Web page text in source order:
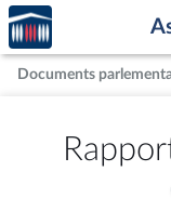
Aller au contenu
Aller en bas de la
Accèder
à la
page
d'accueil
Documents